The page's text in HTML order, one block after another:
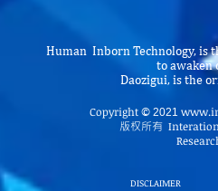
Human Inborn Technology, is
to awaken
Daozigui, is the
Copyright © 2021
版权所有
DISCLAIMER